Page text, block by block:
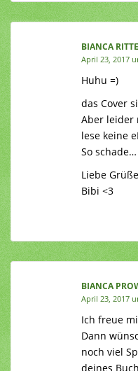
BIANCA
April 23, 2017
Huhu =)
das Cover
Aber leider
lese keine
So schade…
Liebe Grüße
Bibi <3
BIANCA
April 23, 2017
Ich freue
Dann
noch viel
deines